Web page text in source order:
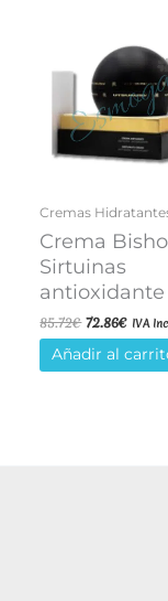
Cremas
Crema
Sirtuinas
antioxidante
85.72€El
precio
original
era:
72.86€El
es:
IVA
Añadir al